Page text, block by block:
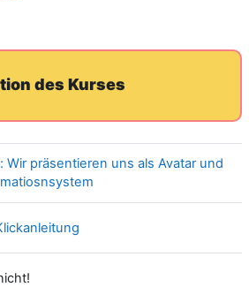
des Kurses
Wir präsentieren uns als Avatar und